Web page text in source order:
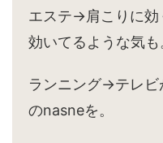
エステ→肩こりに効
効いてるような気も
ランニング→テレビ
のnasneを。